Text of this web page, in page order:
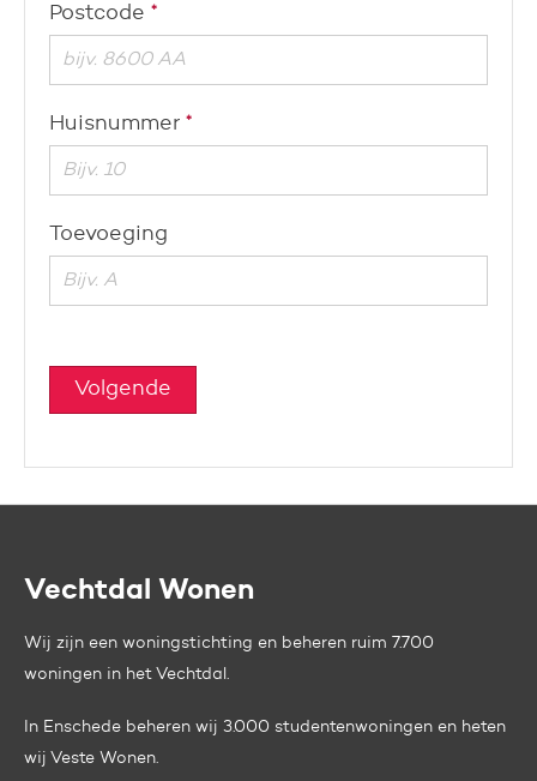
Postcode *
Huisnummer *
Toevoeging
Volgende
Contactinformatie
Vechtdal Wonen
Wij zijn een woningstichting en beheren ruim 7.700
woningen in het Vechtdal.
In Enschede beheren wij 3.000 studentenwoningen en heten
wij Veste Wonen.